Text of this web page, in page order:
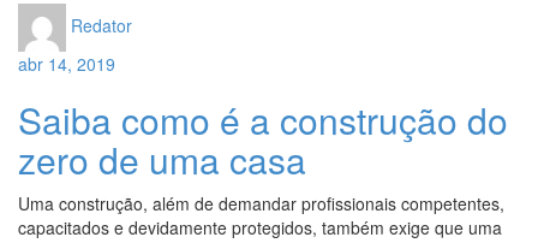
Redator
abr 14, 2019
Saiba como é a construção do
zero de uma casa
Uma construção, além de demandar profissionais competentes,
capacitados e devidamente protegidos, também exige que uma